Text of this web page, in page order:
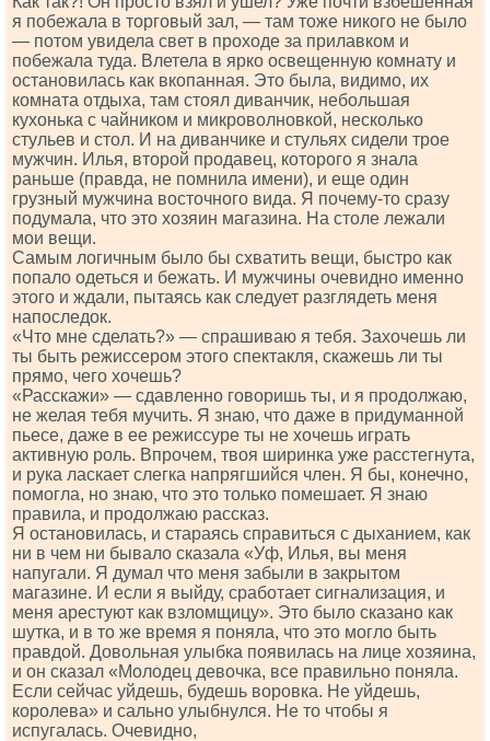
я побежала в торговый зал, — там тоже никого не было
— потом увидела свет в проходе за прилавком и
побежала туда. Влетела в ярко освещенную комнату и
остановилась как вкопанная. Это была, видимо, их
комната отдыха, там стоял диванчик, небольшая
кухонька с чайником и микроволновкой, несколько
стульев и стол. И на диванчике и стульях сидели трое
мужчин. Илья, второй продавец, которого я знала
раньше (правда, не помнила имени), и еще один
грузный мужчина восточного вида. Я почему-то сразу
подумала, что это хозяин магазина. На столе лежали
мои вещи.
Самым логичным было бы схватить вещи, быстро как
попало одеться и бежать. И мужчины очевидно именно
этого и ждали, пытаясь как следует разглядеть меня
напоследок.
«Что мне сделать?» — спрашиваю я тебя. Захочешь ли
ты быть режиссером этого спектакля, скажешь ли ты
прямо, чего хочешь?
«Расскажи» — сдавленно говоришь ты, и я продолжаю,
не желая тебя мучить. Я знаю, что даже в придуманной
пьесе, даже в ее режиссуре ты не хочешь играть
активную роль. Впрочем, твоя ширинка уже расстегнута,
и рука ласкает слегка напрягшийся член. Я бы, конечно,
помогла, но знаю, что это только помешает. Я знаю
правила, и продолжаю рассказ.
Я остановилась, и стараясь справиться с дыханием, как
ни в чем ни бывало сказала «Уф, Илья, вы меня
напугали. Я думал что меня забыли в закрытом
магазине. И если я выйду, сработает сигнализация, и
меня арестуют как взломщицу». Это было сказано как
шутка, и в то же время я поняла, что это могло быть
правдой. Довольная улыбка появилась на лице хозяина,
и он сказал «Молодец девочка, все правильно поняла.
Если сейчас уйдешь, будешь воровка. Не уйдешь,
королева» и сально улыбнулся. Не то чтобы я
испугалась. Очевидно,